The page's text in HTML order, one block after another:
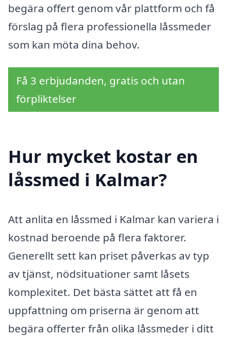
begära offert genom vår plattform och få
förslag på flera professionella låssmeder
som kan möta dina behov.
Få 3 erbjudanden, gratis och utan
förpliktelser
Hur mycket kostar en
låssmed i Kalmar?
Att anlita en låssmed i Kalmar kan variera i
kostnad beroende på flera faktorer.
Generellt sett kan priset påverkas av typ
av tjänst, nödsituationer samt låsets
komplexitet. Det bästa sättet att få en
uppfattning om priserna är genom att
begära offerter från olika låssmeder i ditt